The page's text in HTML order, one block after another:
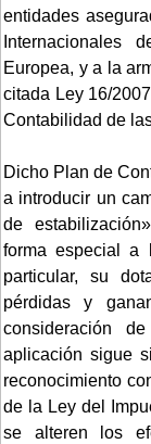
entidades
Internacionales
Europea, y a la
citada Ley 16/
Contabilidad de
Dicho Plan de
a introducir un
de
forma especial a
particular, su
pérdidas y
consideración
aplicación sigue
reconocimiento
de la Ley del
se alteren los